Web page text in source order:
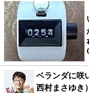
ベランダに咲
西村まさゆき）